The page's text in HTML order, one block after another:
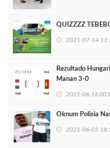
QUIZZZZ
2021-07-14
Rezultado
Manan 3-0
2021-06-16
Oknum Polisia
2021-06-05